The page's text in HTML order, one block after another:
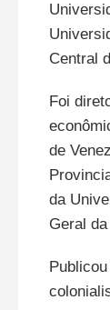
Central
Foi
de
da
Geral